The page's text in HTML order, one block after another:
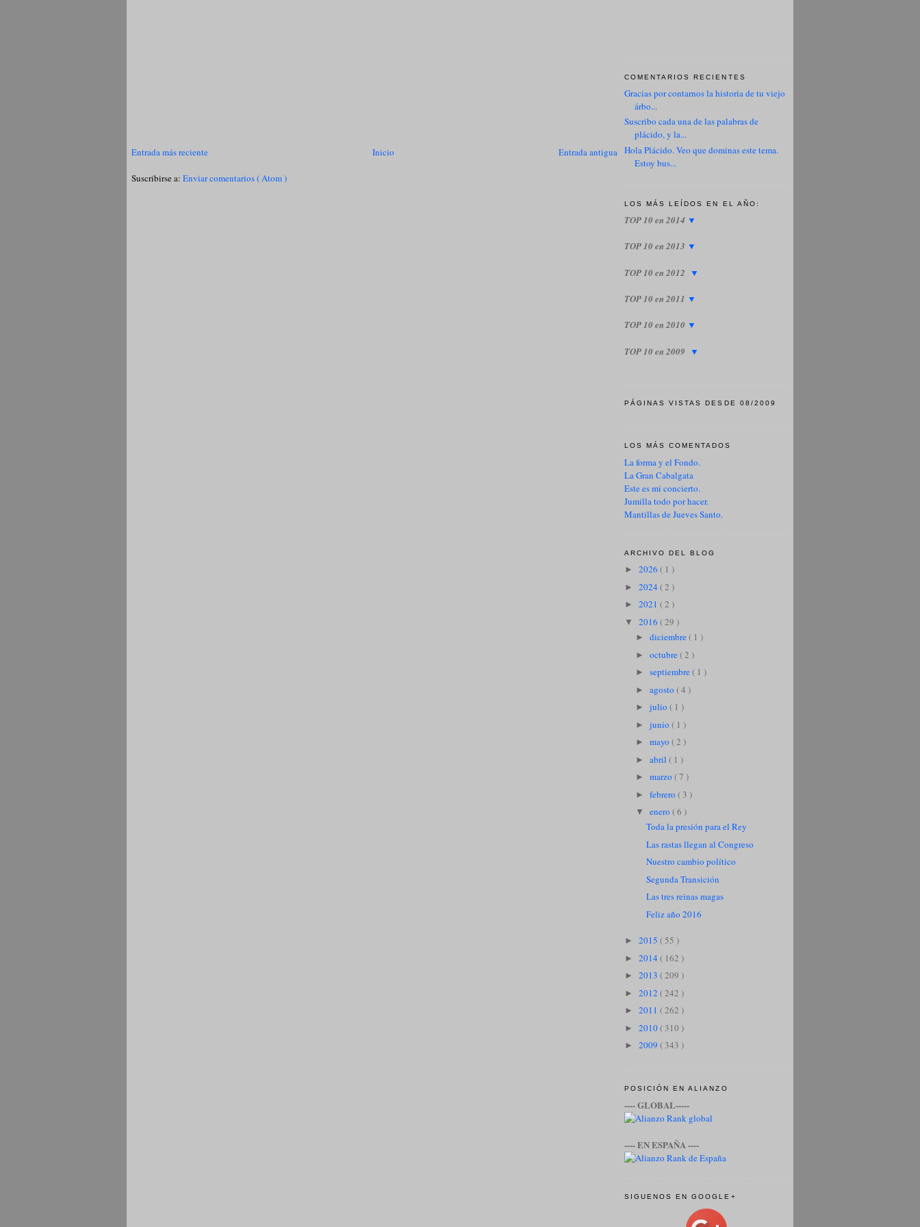
Entrada más reciente Entrada antigua
Inicio
Suscribirse a: Enviar comentarios ( Atom )
COMENTARIOS RECIENTES
Gracias por contarnos la historia de tu viejo
árbo...
Suscribo cada una de las palabras de
plácido, y la...
Hola Plácido. Veo que dominas este tema.
Estoy bus...
LOS MÁS LEÍDOS EN EL AÑO:
TOP 10 en 2014 ▼
TOP 10 en 2013 ▼
TOP 10 en 2012 ▼
TOP 10 en 2011 ▼
TOP 10 en 2010 ▼
TOP 10 en 2009 ▼
PÁGINAS VISTAS DESDE 08/2009
LOS MÁS COMENTADOS
La forma y el Fondo.
La Gran Cabalgata
Este es mi concierto.
Jumilla todo por hacer.
Mantillas de Jueves Santo.
ARCHIVO DEL BLOG
► 2026 ( 1 )
► 2024 ( 2 )
► 2021 ( 2 )
▼ 2016 ( 29 )
► diciembre( 1 )
► octubre( 2 )
► septiembre( 1 )
► agosto ( 4 )
► julio ( 1 )
► junio ( 1 )
► mayo ( 2 )
► abril ( 1 )
► marzo ( 7 )
► febrero ( 3 )
▼ enero ( 6 )
Toda la presión para el Rey
Las rastas llegan al Congreso
Nuestro cambio político
Segunda Transición
Las tres reinas magas
Feliz año 2016
► 2015 ( 55 )
► 2014 ( 162 )
► 2013 ( 209 )
► 2012 ( 242 )
► 2011 ( 262 )
► 2010( 310 )
► 2009 ( 343 )
POSICIÓN EN ALIANZO
---- GLOBAL-----
---- EN ESPAÑA ----
SIGUENOS EN GOOGLE+